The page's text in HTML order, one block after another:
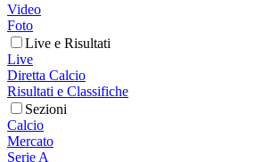
Video
Foto
Live e Risultati
Live
Diretta Calcio
Risultati e Classifiche
Sezioni
Calcio
Mercato
Serie A